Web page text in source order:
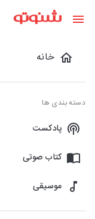
خانه
دسته بندی ها
پادکست
کتاب صوتی
موسیقی